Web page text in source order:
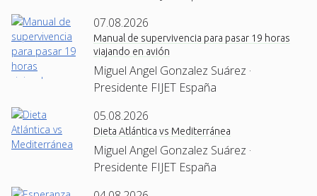
07.08.2026
Manual de supervivencia para pasar 19 horas
viajando en avión
Miguel Angel Gonzalez Suárez ·
Presidente FIJET España
05.08.2026
Dieta Atlántica vs Mediterránea
Miguel Angel Gonzalez Suárez ·
Presidente FIJET España